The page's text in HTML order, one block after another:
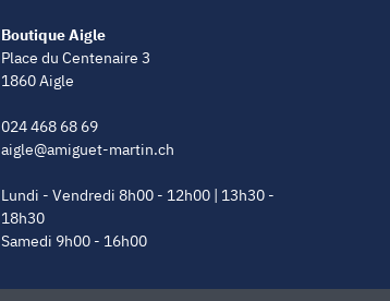
Boutique Aigle
Place du Centenaire 3
1860 Aigle
024 468 68 69
aigle@amiguet-martin.ch
Lundi - Vendredi 8h00 - 12h00 | 13h30 -
18h30
Samedi 9h00 - 16h00